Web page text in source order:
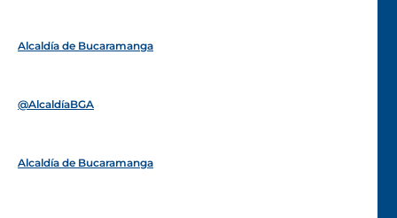
Alcaldía de Bucaramanga
@AlcaldíaBGA
Alcaldía de Bucaramanga